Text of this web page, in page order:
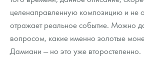
целенаправленную композицию и не
отражает реальное событие. Можно
вопросом, какие именно золотые
Дамиани — но это уже второстепенно.